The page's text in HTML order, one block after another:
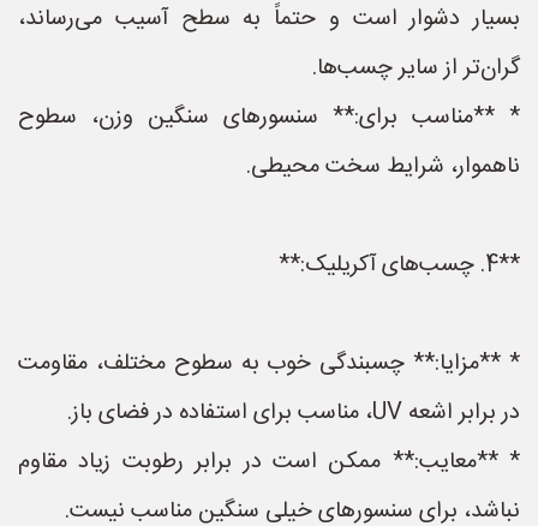
بسیار دشوار است و حتماً به سطح آسیب می‌رساند،
گران‌تر از سایر چسب‌ها.
* **مناسب برای:** سنسورهای سنگین وزن، سطوح
ناهموار، شرایط سخت محیطی.
**4. چسب‌های آکریلیک:**
* **مزایا:** چسبندگی خوب به سطوح مختلف، مقاومت
در برابر اشعه UV، مناسب برای استفاده در فضای باز.
* **معایب:** ممکن است در برابر رطوبت زیاد مقاوم
نباشد، برای سنسورهای خیلی سنگین مناسب نیست.